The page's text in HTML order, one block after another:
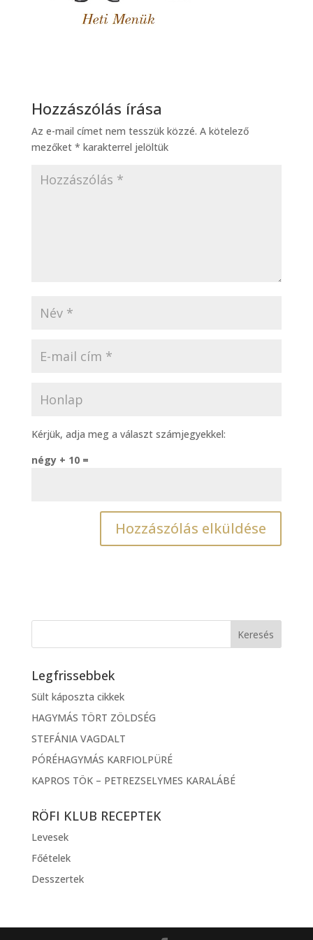
Hozzászólás írása
Az e-mail címet nem tesszük közzé. A kötelező
mezőket * karakterrel jelöltük
Kérjük, adja meg a választ számjegyekkel:
négy + 10 =
Legfrissebbek
Sült káposzta cikkek
HAGYMÁS TÖRT ZÖLDSÉG
STEFÁNIA VAGDALT
PÓRÉHAGYMÁS KARFIOLPÜRÉ
KAPROS TÖK – PETREZSELYMES KARALÁBÉ
RÖFI KLUB RECEPTEK
Levesek
Főételek
Desszertek